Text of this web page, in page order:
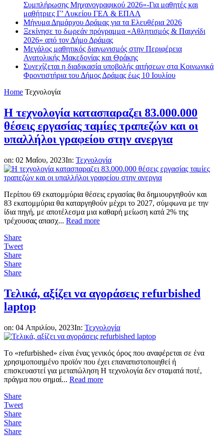
Συμπλήρωσης Μηχανογραφικού 2026»-Για μαθητές και
μαθήτριες Γ’ Λυκείου ΓΕΛ & ΕΠΑΛ
Μήνυμα Δημάρχου Δράμας για τα Ελευθέρια 2026
Ξεκίνησε το δωρεάν πρόγραμμα «Αθλητισμός & Παιχνίδι
2026» από τον Δήμο Δράμας
Μεγάλος μαθητικός διαγωνισμός στην Περιφέρεια
Ανατολικής Μακεδονίας και Θράκης
Συνεχίζεται η διαδικασία υποβολής αιτήσεων στα Κοινωνικά
Φροντιστήρια του Δήμος Δράμας έως 10 Ιουλίου
Home Τεχνολογία
Η τεχνολογία κατασπαραζει 83.000.000
θέσεις εργασίας ταμίες τραπεζών και οι
υπαλλήλοι γραφείου στην ανεργια
on: 02 Μαΐου, 2023In: Τεχνολογία
Περίπου 69 εκατομμύρια θέσεις εργασίας θα δημιουργηθούν και
83 εκατομμύρια θα καταργηθούν μέχρι το 2027, σύμφωνα με την
ίδια πηγή, με αποτέλεσμα μια καθαρή μείωση κατά 2% της
τρέχουσας απασχ... Read more
Share
Tweet
Share
Share
Share
Τελικά, αξίζει να αγοράσεις refurbished
laptop
on: 04 Απριλίου, 2023In: Τεχνολογία
Tο «refurbished» είναι ένας γενικός όρος που αναφέρεται σε ένα
χρησιμοποιημένο προϊόν που έχει επαναπιστοποιηθεί ή
επισκευαστεί για μεταπώληση Η τεχνολογία δεν σταματά ποτέ,
πράγμα που σημαί... Read more
Share
Tweet
Share
Share
Share